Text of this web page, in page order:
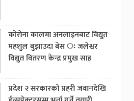
कोरोना कालमा अनलाइनबाट विद्युत
महशुल बुझाउदा बेस ः जलेश्वर
विद्युत वितरण केन्द्र प्रमुख साह
प्रदेश २ सरकारको प्रहरी जवानदेखि